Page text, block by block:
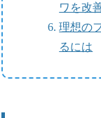
ワを改
理想の
るには